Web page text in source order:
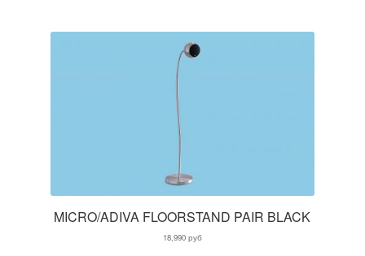
MICRO/ADIVA FLOORSTAND PAIR BLACK
18,990руб